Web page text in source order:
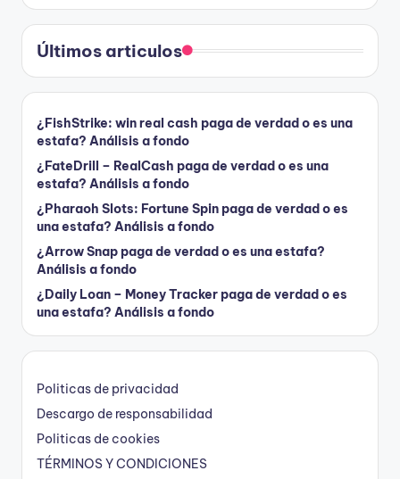
Últimos articulos
¿FishStrike: win real cash paga de verdad o es una
estafa? Análisis a fondo
¿FateDrill – RealCash paga de verdad o es una
estafa? Análisis a fondo
¿Pharaoh Slots: Fortune Spin paga de verdad o es
una estafa? Análisis a fondo
¿Arrow Snap paga de verdad o es una estafa?
Análisis a fondo
¿Daily Loan – Money Tracker paga de verdad o es
una estafa? Análisis a fondo
Politicas de privacidad
Descargo de responsabilidad
Politicas de cookies
TÉRMINOS Y CONDICIONES